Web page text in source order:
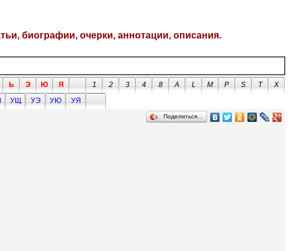
биографии, очерки, аннотации, описания.
Ь Э Ю Я 1 2 3 4 8 A L M P S T
X
УЩ УЭ УЮ
УЯ
Поделиться…